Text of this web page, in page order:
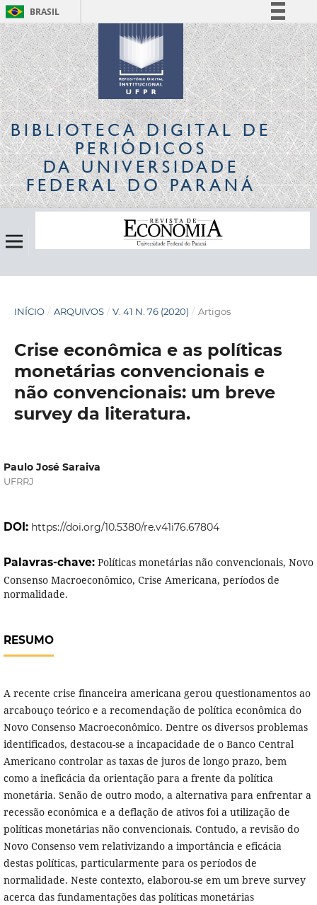
BRASIL
Simplifique!
Comunica BR
Participe
Acesso à informação
Legislação
Canais
BIBLIOTECA DIGITALDE
PERIÓDICOS
DA UNIVERSIDADE
FEDERAL DO PARANÁ
INÍCIO / ARQUIVOS / V. 41 N. 76 (2020) / Artigos
Crise econômica e as políticas
monetárias convencionais e
não convencionais: um breve
survey da literatura.
Paulo José Saraiva
UFRRJ
DOI: https://doi.org/10.5380/re.v41i76.67804
Palavras-chave: Políticas monetárias não convencionais, Novo
Consenso Macroeconômico, Crise Americana, períodos de
normalidade.
RESUMO
A recente crise financeira americana gerou questionamentos ao
arcabouço teórico e a recomendação de política econômica do
Novo Consenso Macroeconômico. Dentre os diversos problemas
identificados, destacou-se a incapacidade de o Banco Central
Americano controlar as taxas de juros de longo prazo, bem
como a ineficácia da orientação para a frente da política
monetária. Senão de outro modo, a alternativa para enfrentar a
recessão econômica e a deflação de ativos foi a utilização de
políticas monetárias não convencionais. Contudo, a revisão do
Novo Consenso vem relativizando a importância e eficácia
destas políticas, particularmente para os períodos de
normalidade. Neste contexto, elaborou-se em um breve survey
acerca das fundamentações das políticas monetárias